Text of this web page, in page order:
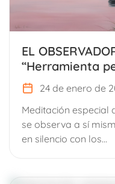
EL
“Herramienta
interno”.
24 de enero de
Meditación especial
se observa a sí
en silencio con los...